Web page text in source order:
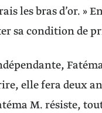
les bras d’or. »
sa condition de
elle fera deux
M. résiste,